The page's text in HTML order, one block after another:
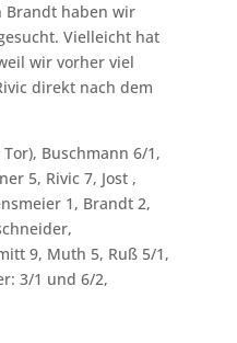
Brandt haben wir
Vielleicht hat
wir vorher viel
direkt nach dem
Buschmann 6/1,
5, Rivic 7, Jost ,
1, Brandt 2,
9, Muth 5, Ruß 5/1,
3/1 und 6/2,